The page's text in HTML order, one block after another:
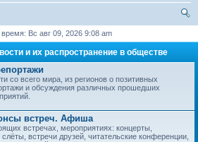
Вс авг 09, 2026 9:08 am
и их распространение в обществе
со всего мира, из регионов о позитивных
и обсуждения различных прошедших
встреч. Афиша
встречах, мероприятиях: концерты,
встречи друзей, читательские конференции,